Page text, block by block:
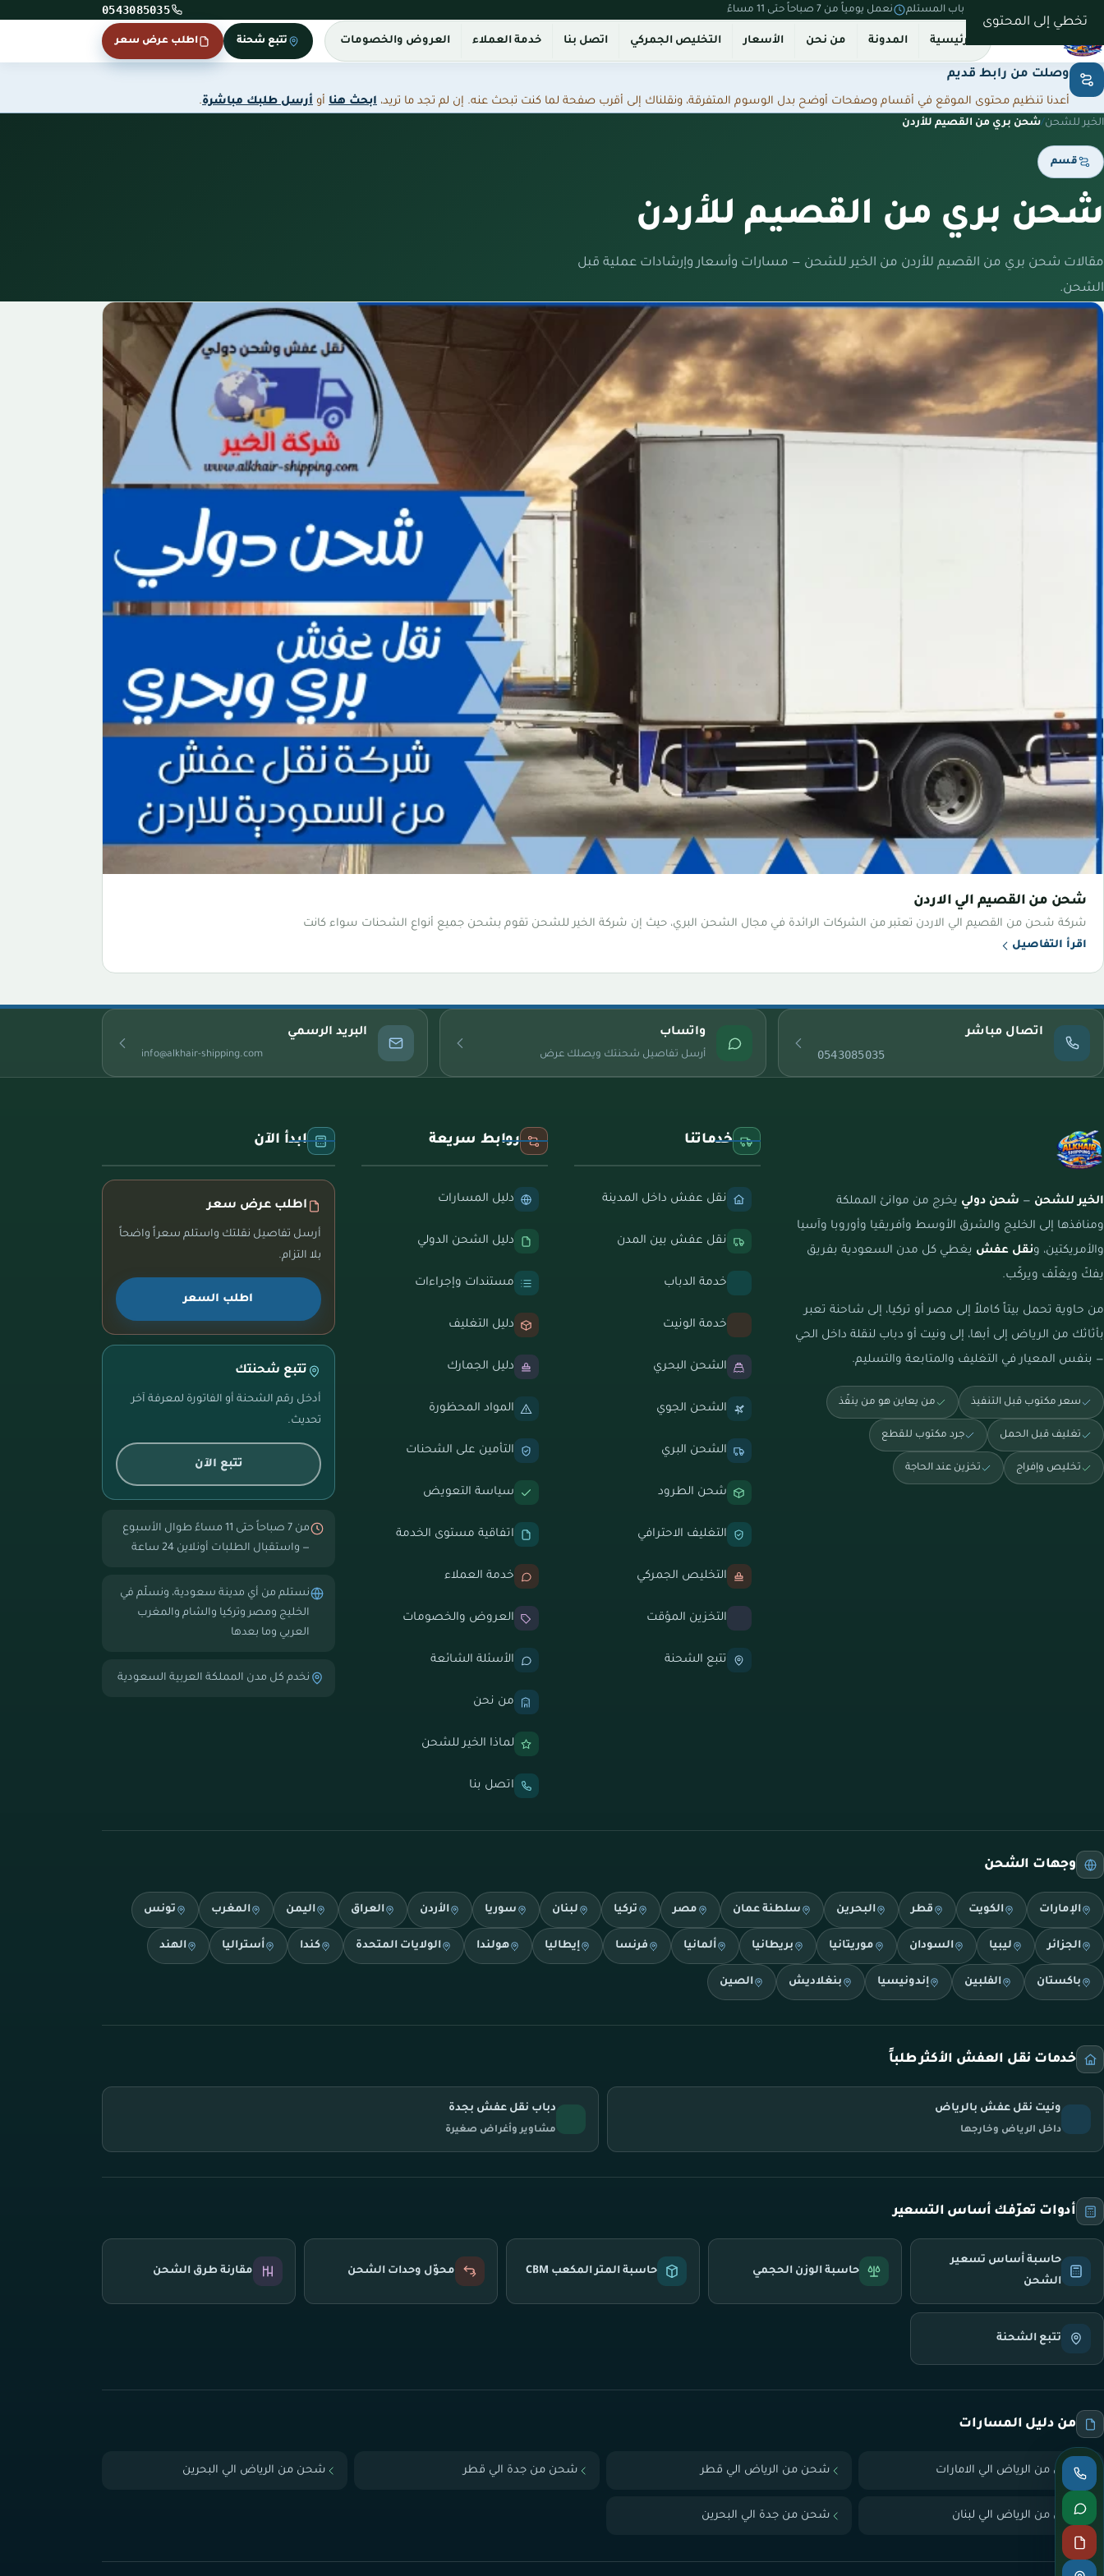
تخطي إلى المحتوى
نستلم من بيتك ونسلّم على باب المستلم نعمل يومياً من 7 صباحاً حتى 11 مساءً 0543085035
الرئيسية المدونة من نحن الأسعار التخليص الجمركي اتصل بنا خدمة العملاء العروض والخصومات تتبع شحنة اطلب عرض سعر
وصلت من رابط قديم
أعدنا تنظيم محتوى الموقع في أقسام وصفحات أوضح بدل الوسوم المتفرقة، ونقلناك إلى أقرب صفحة لما كنت تبحث عنه. إن لم تجد ما تريد، ابحث هنا أو أرسل طلبك مباشرة.
الخير للشحن/شحن بري من القصيم للأردن
قسم
شحن بري من القصيم للأردن
مقالات شحن بري من القصيم للأردن من الخير للشحن — مسارات وأسعار وإرشادات عملية قبل
الشحن.
شحن من القصيم الي الاردن
شركة شحن من القصيم الي الاردن تعتبر من الشركات الرائدة في مجال الشحن البري، حيث إن شركة الخير للشحن تقوم بشحن جميع أنواع الشحنات سواء كانت
اقرأ التفاصيل
اتصال مباشر
0543085035
واتساب
أرسل تفاصيل شحنتك ويصلك عرض
البريد الرسمي
info@alkhair-shipping.com
الخير للشحن — شحن دولي يخرج من موانئ المملكة
ومنافذها إلى الخليج والشرق الأوسط وأفريقيا وأوروبا وآسيا
والأمريكتين، ونقل عفش يغطي كل مدن السعودية بفريق
يفكّ ويغلّف ويركّب.
من حاوية تحمل بيتاً كاملاً إلى مصر أو تركيا، إلى شاحنة تعبر
بأثاثك من الرياض إلى أبها، إلى ونيت أو دباب لنقلة داخل الحي
— بنفس المعيار في التغليف والمتابعة والتسليم.
سعر مكتوب قبل التنفيذ من يعاين هو من ينفّذ
تغليف قبل الحمل جرد مكتوب للقطع
تخليص وإفراج تخزين عند الحاجة
خدماتنا
نقل عفش داخل المدينة
نقل عفش بين المدن
خدمة الدباب
خدمة الونيت
الشحن البحري
الشحن الجوي
الشحن البري
شحن الطرود
التغليف الاحترافي
التخليص الجمركي
التخزين المؤقت
تتبع الشحنة
روابط سريعة
دليل المسارات
دليل الشحن الدولي
مستندات وإجراءات
دليل التغليف
دليل الجمارك
المواد المحظورة
التأمين على الشحنات
سياسة التعويض
اتفاقية مستوى الخدمة
خدمة العملاء
العروض والخصومات
الأسئلة الشائعة
من نحن
لماذا الخير للشحن
اتصل بنا
ابدأ الآن
اطلب عرض سعر
أرسل تفاصيل نقلتك واستلم سعراً واضحاً
بلا التزام.
اطلب السعر
تتبع شحنتك
أدخل رقم الشحنة أو الفاتورة لمعرفة آخر
تحديث.
تتبع الآن
من 7 صباحاً حتى 11 مساءً طوال الأسبوع
— واستقبال الطلبات أونلاين 24 ساعة
نستلم من أي مدينة سعودية، ونسلّم في
الخليج ومصر وتركيا والشام والمغرب
العربي وما بعدها
نخدم كل مدن المملكة العربية السعودية
وجهات الشحن
الإمارات الكويت قطر البحرين سلطنة عمان مصر تركيا لبنان سوريا الأردن العراق اليمن المغرب تونس
الجزائر ليبيا السودان موريتانيا بريطانيا ألمانيا فرنسا إيطاليا هولندا الولايات المتحدة كندا أستراليا الهند
باكستان الفلبين إندونيسيا بنغلاديش الصين
خدمات نقل العفش الأكثر طلباً
ونيت نقل عفش بالرياض
داخل الرياض وخارجها
دباب نقل عفش بجدة
مشاوير وأغراض صغيرة
أدوات تعرّفك أساس التسعير
حاسبة أساس تسعير
الشحن
حاسبة الوزن الحجمي حاسبة المتر المكعب CBM محوّل وحدات الشحن مقارنة طرق الشحن
تتبع الشحنة
من دليل المسارات
شحن من الرياض الي الامارات شحن من الرياض الي قطر شحن من جدة الي قطر شحن من الرياض الي البحرين
شحن من الرياض الي لبنان شحن من جدة الي البحرين